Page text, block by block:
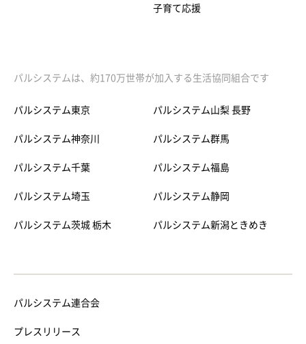
子育て応援
パルシステムは、約170万世帯が加入する生活協同組合です
パルシステム東京
パルシステム神奈川
パルシステム千葉
パルシステム埼玉
パルシステム茨城 栃木
パルシステム山梨 長野
パルシステム群馬
パルシステム福島
パルシステム静岡
パルシステム新潟ときめき
パルシステム連合会
プレスリリース